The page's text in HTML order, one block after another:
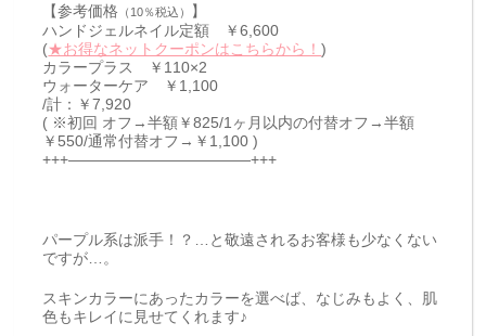
【参考価格 （10％税込）
】
ハンドジェルネイル定額 ￥6,600
(★お得なネットクーポンはこちらから！)
カラープラス ￥110×2
ウォーターケア ￥1,100
/計：￥7,920
( ※初回 オフ→半額￥825/1ヶ月以内の付替オフ→半額
￥550/通常付替オフ→￥1,100 )
+++————————————+++
パープル系は派手！？…と敬遠されるお客様も少なくない
ですが…。
スキンカラーにあったカラーを選べば、なじみもよく、肌
色もキレイに見せてくれます♪